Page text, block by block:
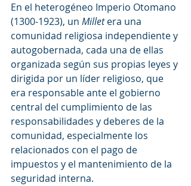
En el heterogéneo Imperio Otomano
(1300-1923), un Millet era una
comunidad religiosa independiente y
autogobernada, cada una de ellas
organizada según sus propias leyes y
dirigida por un líder religioso, que
era responsable ante el gobierno
central del cumplimiento de las
responsabilidades y deberes de la
comunidad, especialmente los
relacionados con el pago de
impuestos y el mantenimiento de la
seguridad interna.